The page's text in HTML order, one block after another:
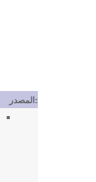
المصدر: